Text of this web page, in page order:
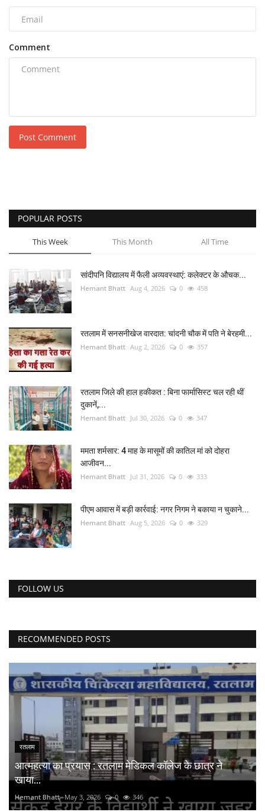
Comment
Post Comment
POPULAR POSTS
This Week This Month All Time
सांदीपनि विद्यालय में फैली अव्यवस्थाएं: कलेक्टर के औचक...
Hemant Bhatt Aug 4, 2026 0 458
रतलाम में सनसनीखेज वारदात: चांदनी चौक में पति ने बेरहमी...
Hemant Bhatt Aug 2, 2026 0 357
रतलाम जिले की हाल हकीकत : बिना फार्मासिस्ट चल रही थीं
दुकानें,...
Hemant Bhatt Jul 30, 2026 0 347
ममता शर्मसार: 4 माह के मासूमों की कातिल मां को दोहरा
आजीवन...
Hemant Bhatt Jul 31, 2026 0 333
पीएम आवास में बड़ी कार्रवाई: नगर निगम ने बकाया न चुकाने...
Hemant Bhatt Aug 5, 2026 0 329
FOLLOW US
RECOMMENDED POSTS
रतलाम
आत्महत्या का प्रयास : रतलाम मेडिकल कॉलेज के छात्र ने
खाया...
Hemant Bhatt May 3, 2026 0 346